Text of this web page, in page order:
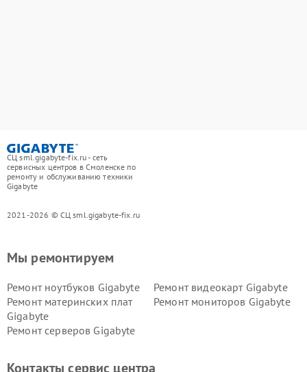
СЦ sml.gigabyte-fix.ru - сеть
сервисных центров в Смоленске по
ремонту и обслуживанию техники
Gigabyte
2021-2026 © СЦ sml.gigabyte-fix.ru
Мы ремонтируем
Ремонт ноутбуков Gigabyte
Ремонт видеокарт Gigabyte
Ремонт материнских плат
Gigabyte
Ремонт мониторов Gigabyte
Ремонт серверов Gigabyte
Контакты сервис центра